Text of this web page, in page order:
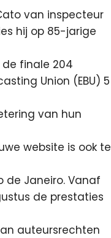
van inspecteur
hij op 85-jarige
finale 204
Union (EBU) 5
van hun
website is ook te
de Janeiro. Vanaf
de prestaties
auteursrechten